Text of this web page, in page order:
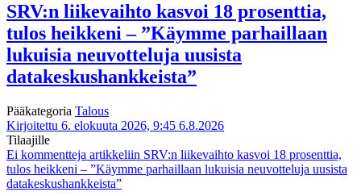
SRV:n liikevaihto kasvoi 18 prosenttia,
tulos heikkeni – ”Käymme parhaillaan
lukuisia neuvotteluja uusista
datakeskushankkeista”
Pääkategoria Talous
Kirjoitettu 6. elokuuta 2026, 9:45 6.8.2026
Tilaajille
Ei kommentteja artikkeliin SRV:n liikevaihto kasvoi 18 prosenttia,
tulos heikkeni – ”Käymme parhaillaan lukuisia neuvotteluja uusista
datakeskushankkeista”